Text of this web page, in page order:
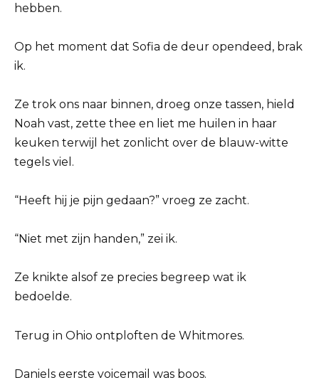
hebben.
Op het moment dat Sofia de deur opendeed, brak
ik.
Ze trok ons naar binnen, droeg onze tassen, hield
Noah vast, zette thee en liet me huilen in haar
keuken terwijl het zonlicht over de blauw-witte
tegels viel.
“Heeft hij je pijn gedaan?” vroeg ze zacht.
“Niet met zijn handen,” zei ik.
Ze knikte alsof ze precies begreep wat ik
bedoelde.
Terug in Ohio ontploften de Whitmores.
Daniels eerste voicemail was boos.